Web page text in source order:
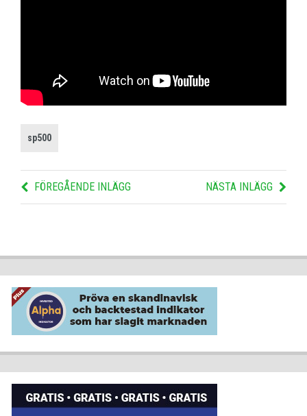
sp500
FÖREGÅENDE INLÄGG NÄSTA INLÄGG